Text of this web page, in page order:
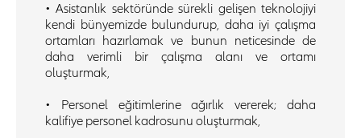
• Asistanlık sektöründe sürekli gelişen teknolojiyi
kendi bünyemizde bulundurup, daha iyi çalışma
ortamları hazırlamak ve bunun neticesinde de
daha verimli bir çalışma alanı ve ortamı
oluşturmak,
• Personel eğitimlerine ağırlık vererek; daha
kalifiye personel kadrosunu oluşturmak,